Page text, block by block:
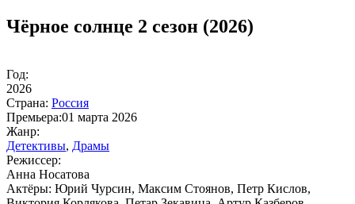
Чёрное солнце 2 сезон (2026)
Год:
2026
Стра­на: Рос­сия
Пре­мье­ра:01 марта 2026
Жанр:
Де­тек­ти­вы, Дра­мы
Ре­жис­сер:
Анна Носатова
Ак­тё­ры: Юрий Чурсин, Максим Стоянов, Петр Кислов,